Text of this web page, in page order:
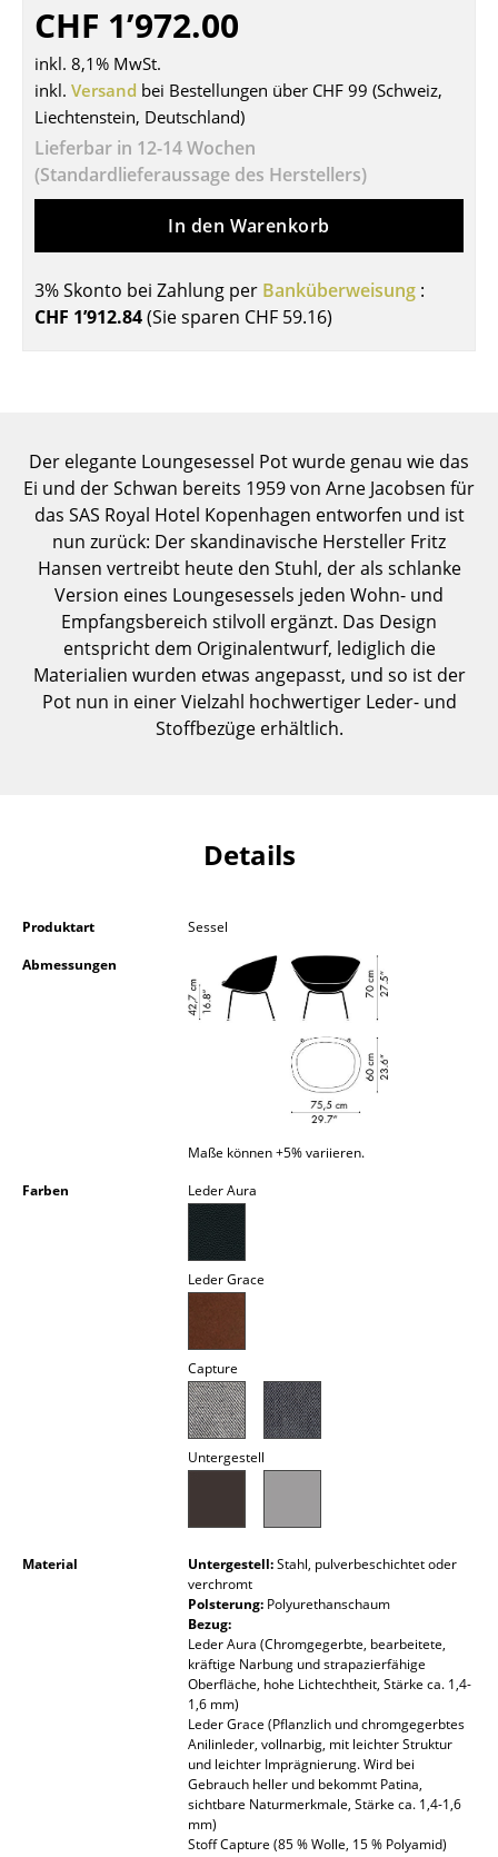
Couchtische
Schreibtische
Sekretäre & PC-Tische
Konferenztische
Stehtische & Stehpulte
Kindertische
Gartentische
Aufbewahren
Regale & Schränke
Bücherregale
Wandregale
Sideboards & Kommoden
TV Möbel
Einzelteile
... alle Aufbewahrungsmöbel
Hängeleuchten & Deckenleuchten
Schreibtischleuchten
Stehleuchten & Leseleuchten
Einzelbetten
Nachttische & Bettzubehör
CHF 1’972.00
inkl. 8,1% MwSt.
inkl. Versand bei Bestellungen über CHF 99 (Schweiz,
Liechtenstein, Deutschland)
Lieferbar in 12-14 Wochen
(Standardlieferaussage des Herstellers)
In den Warenkorb
3% Skonto bei Zahlung per Banküberweisung :
CHF 1’912.84(Sie sparen CHF 59.16)
Der elegante Loungesessel Pot wurde genau wie das
Ei und der Schwan bereits 1959 von Arne Jacobsen für
das SAS Royal Hotel Kopenhagen entworfen und ist
nun zurück: Der skandinavische Hersteller Fritz
Hansen vertreibt heute den Stuhl, der als schlanke
Version eines Loungesessels jeden Wohn- und
Empfangsbereich stilvoll ergänzt. Das Design
entspricht dem Originalentwurf, lediglich die
Materialien wurden etwas angepasst, und so ist der
Pot nun in einer Vielzahl hochwertiger Leder- und
Stoffbezüge erhältlich.
Details
Produktart
Sessel
Abmessungen
Maße können +5% variieren.
Farben Leder Aura
Leder Grace
Capture
Untergestell
Material Untergestell:Stahl, pulverbeschichtet oder
verchromt
Polsterung: Polyurethanschaum
Bezug:
Leder Aura (Chromgegerbte, bearbeitete,
kräftige Narbung und strapazierfähige
Oberfläche, hohe Lichtechtheit, Stärke ca. 1,4-
1,6 mm)
Leder Grace (Pflanzlich und chromgegerbtes
Anilinleder, vollnarbig, mit leichter Struktur
und leichter Imprägnierung. Wird bei
Gebrauch heller und bekommt Patina,
sichtbare Naturmerkmale, Stärke ca. 1,4-1,6
mm)
Stoff Capture (85 % Wolle, 15 % Polyamid)